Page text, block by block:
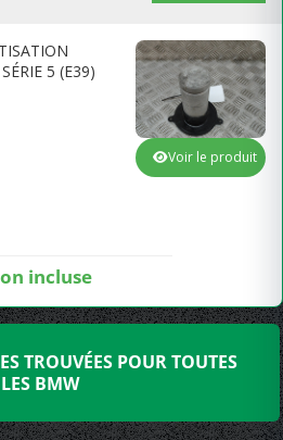
5 (E39)
incluse
Voir le produit
TROUVÉES POUR TOUTES
LES BMW